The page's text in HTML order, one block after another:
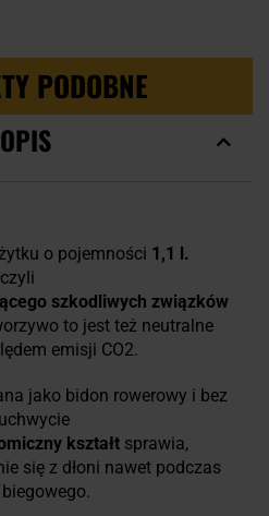
PODOBNE
OPIS
o pojemności 1,1 l.
szkodliwych związków
to jest też neutralne
emisji CO2.
jako bidon rowerowy i bez
kształt sprawia,
się z dłoni nawet podczas